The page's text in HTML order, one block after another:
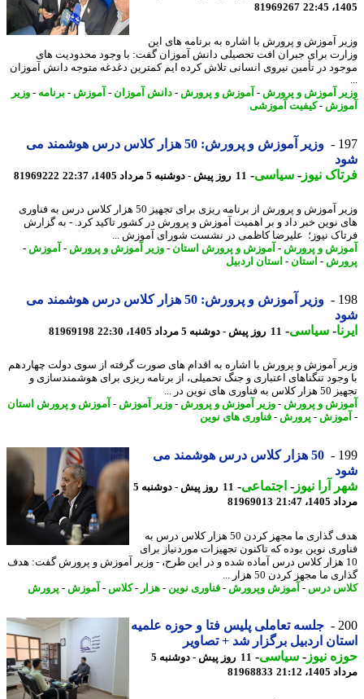
81969267
آموزش و پرورش با اشاره به برنامه های این
برای جبران افت تحصیلی دانش آموزان گفت: با وجود محدودیت های
در تأمین نیروی انسانی تلاش کرده ایم کمترین دغدغه متوجه دانش آموزان
آموزش و پرورش-آموزش و پرورش-دانش آموزان- آموزش-برنامه -وزیر
-کیفیت آموزشی
وزیر آموزش و پرورش: 50 هزار کلاس درس هوشمند می
نیوز-سیاسی-11 روز پیش - دوشنبه 5 مرداد 1405، 22:37 81969222
وزیر آموزش و پرورش از برنامه ریزی برای تجهیز 50 هزار کلاس درس به فناوری
نوین خبر داد و بر اهمیت آموزش و پرورش در کشور تاکید کرد. - به گزارش
نیوز؛ علیرضا کاظمی در نشست شورای آموزش ...
و پرورش-آموزش و پرورش استان-وزیر آموزش و پرورش-آموزش-
-استان-استان اردبیل
وزیر آموزش و پرورش: 50 هزار کلاس درس هوشمند می
-سیاسی-11 روز پیش - دوشنبه 5 مرداد 1405، 22:30 81969198
آموزش و پرورش با اشاره به اقدام های صورت گرفته از سوی دولت چهاردهم
تنگناهای اعتباری و جنگ تحمیلی، از برنامه ریزی برای هوشمندسازی و
های نوین در ...
و پرورش-وزیر آموزش و پرورش-وزیر آموزش-آموزش و پرورش استان
-پرورش-فناوری های نوین
50 هزار کلاس درس هوشمند می
آرا نیوز-اجتماعی-
11 روز پیش - دوشنبه 5
21:47
81969013
هدف گذاری ما مجهز کردن 50 هزار کلاس درس به
نوین بوده که تاکنون تجهیزات موردنیاز برای
هزار کلاس درس آماده شده و در این طرح، - وزیر آموزش و پرورش گفت: هدف
ما مجهز کردن 50 هزار ...
درس-آموزش وپرورش-فناوری نوین -هزار - کلاس-آموزش-پرورش
جلسه تعاملی پلیس فتا و حوزه علمیه
اردبیل برگزار شد + تصاویر
نیوز-سیاسی-
11 روز پیش - دوشنبه 5
21:12
81968833